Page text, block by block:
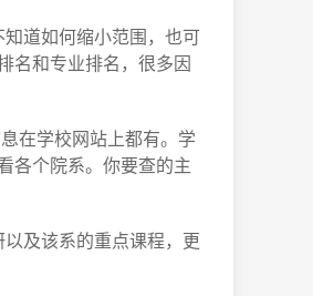
道如何缩小范围，也可
名和专业排名，很多因
在学校网站上都有。学
各个院系。你要查的主
及该系的重点课程，更